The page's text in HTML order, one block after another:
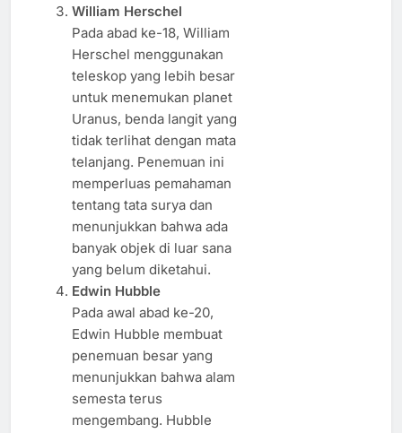
William Herschel
Pada abad ke-18, William
Herschel menggunakan
teleskop yang lebih besar
untuk menemukan planet
Uranus, benda langit yang
tidak terlihat dengan mata
telanjang. Penemuan ini
memperluas pemahaman
tentang tata surya dan
menunjukkan bahwa ada
banyak objek di luar sana
yang belum diketahui.
Edwin Hubble
Pada awal abad ke-20,
Edwin Hubble membuat
penemuan besar yang
menunjukkan bahwa alam
semesta terus
mengembang. Hubble